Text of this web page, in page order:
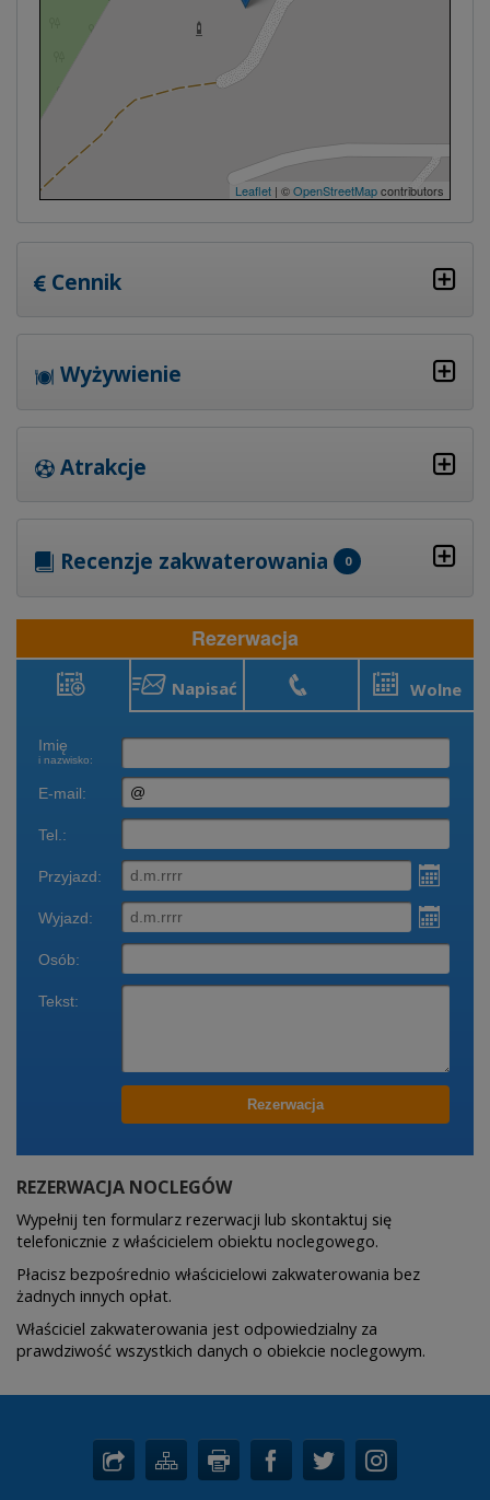
Leaflet | ©OpenStreetMapcontributors
Cennik
Wyżywienie
Atrakcje
Recenzje zakwaterowania 0
Rezerwacja
Rezerwacja
Napisać
Zadzwonić
Wolne
terminy
REZERWACJA NOCLEGÓW
Wypełnij ten formularz rezerwacji lub skontaktuj się
telefonicznie z właścicielem obiektu noclegowego.
Płacisz bezpośrednio właścicielowi zakwaterowania bez
żadnych innych opłat.
Właściciel zakwaterowania jest odpowiedzialny za
prawdziwość wszystkich danych o obiekcie noclegowym.